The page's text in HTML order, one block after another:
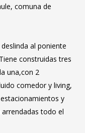
comuna de
al poniente
construidas tres
una,con 2
comedor y living,
y
todo el